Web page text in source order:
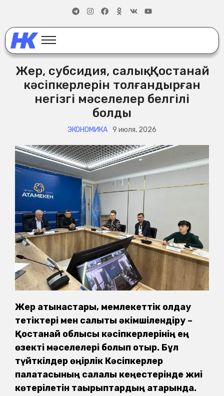
Жер, субсидия, салық: Қостанай
кәсіпкерлерін толғандырған
негізгі мәселелер белгілі
болды
ЭКОНОМИКА 9 июля, 2026
Жер қатынастары, мемлекеттік қолдау
тетіктері мен салықтық әкімшілендіру –
Қостанай облысы кәсіпкерлерінің ең
өзекті мәселелері болып отыр. Бұл
түйткілдер өңірлік Кәсіпкерлер
палатасының салалық кеңестерінде жиі
көтерілетін тақырыптардың қатарында.